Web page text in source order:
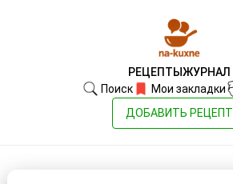
РЕЦЕПТЫ ЖУРНАЛ
Поиск
Мои закладки
ДОБАВИТЬ РЕЦЕПТ